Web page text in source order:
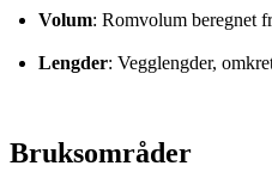
Volum: Romvolum beregnet
Lengder: Vegglengder,
Bruksområder